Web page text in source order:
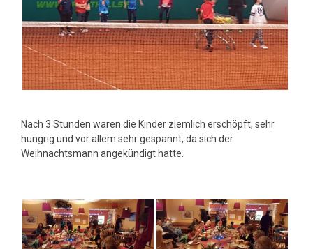
Nach 3 Stunden waren die Kinder ziemlich erschöpft, sehr
hungrig und vor allem sehr gespannt, da sich der
Weihnachtsmann angekündigt hatte.